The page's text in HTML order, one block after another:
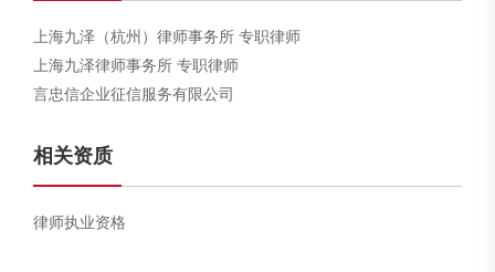
上海九泽（杭州）律师事务所 专职律师
上海九泽律师事务所 专职律师
言忠信企业征信服务有限公司
相关资质
律师执业资格